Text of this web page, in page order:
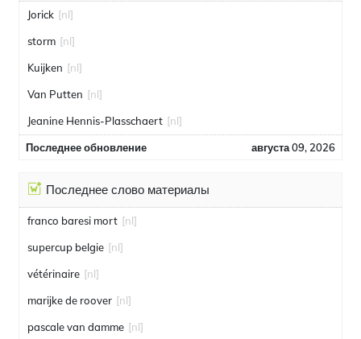
Jorick [nl]
storm [nl]
Kuijken [nl]
Van Putten [nl]
Jeanine Hennis-Plasschaert [nl]
Последнее обновление августа 09, 2026
Последнее слово материалы
franco baresi mort [nl]
supercup belgie [nl]
vétérinaire [nl]
marijke de roover [nl]
pascale van damme [nl]